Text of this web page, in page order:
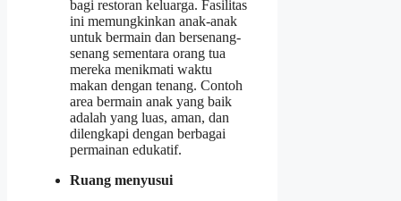
bagi restoran keluarga. Fasilitas
ini memungkinkan anak-anak
untuk bermain dan bersenang-
senang sementara orang tua
mereka menikmati waktu
makan dengan tenang. Contoh
area bermain anak yang baik
adalah yang luas, aman, dan
dilengkapi dengan berbagai
permainan edukatif.
Ruang menyusui